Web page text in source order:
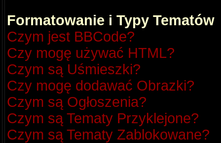
Formatowanie i Typy Tematów
Czym jest BBCode?
Czy mogę używać HTML?
Czym są Uśmieszki?
Czy mogę dodawać Obrazki?
Czym są Ogłoszenia?
Czym są Tematy Przyklejone?
Czym są Tematy Zablokowane?